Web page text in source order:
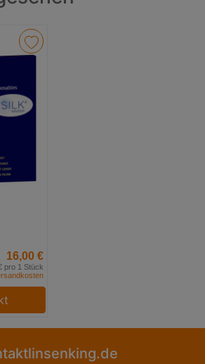
16,00 €
pro 1 Stück